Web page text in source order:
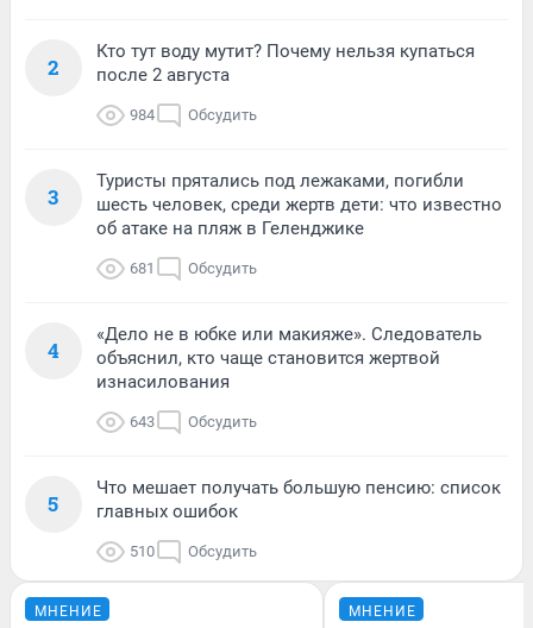
2
Кто тут воду мутит? Почему нельзя купаться
после 2 августа
984 Обсудить
3
Туристы прятались под лежаками, погибли
шесть человек, среди жертв дети: что известно
об атаке на пляж в Геленджике
681 Обсудить
4
«Дело не в юбке или макияже». Следователь
объяснил, кто чаще становится жертвой
изнасилования
643 Обсудить
5
Что мешает получать большую пенсию: список
главных ошибок
510 Обсудить
МНЕНИЕ МНЕНИЕ